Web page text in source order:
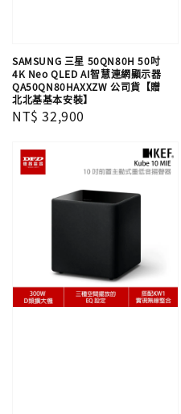
SAMSUNG 三星 50QN80H 50吋
4K Neo QLED AI智慧連網顯示器
QA50QN80HAXXZW 公司貨【贈
北北基基本安裝】
Regular
NT$ 32,900